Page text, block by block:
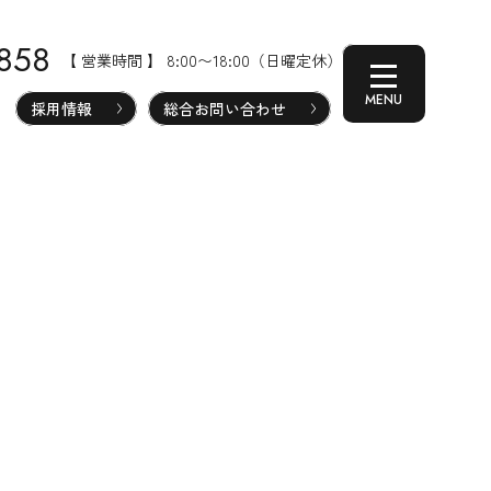
採用情報 総合お問い合わせ
【 営業時間 】 8:00〜18:00（日曜定休）